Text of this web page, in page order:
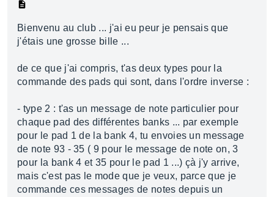
Bienvenu au club ... j'ai eu peur je pensais que
j'étais une grosse bille ...
de ce que j'ai compris, t'as deux types pour la
commande des pads qui sont, dans l'ordre inverse :
- type 2 : t'as un message de note particulier pour
chaque pad des différentes banks ... par exemple
pour le pad 1 de la bank 4, tu envoies un message
de note 93 - 35 ( 9 pour le message de note on, 3
pour la bank 4 et 35 pour le pad 1 ...) çà j'y arrive,
mais c'est pas le mode que je veux, parce que je
commande ces messages de notes depuis un